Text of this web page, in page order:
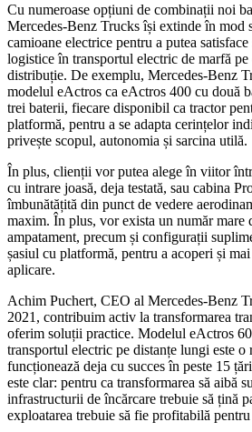
Cu numeroase opțiuni de combinații noi
Mercedes-Benz Trucks își extinde în mod
camioane electrice pentru a putea
logistice în transportul electric de marfă
distribuție. De exemplu, Mercedes-Benz
modelul eActros ca eActros 400 cu două
trei baterii, fiecare disponibil ca tractor
platformă, pentru a se adapta cerințelor
privește scopul, autonomia și sarcina utilă.
În plus, clienții vor putea alege în viitor
cu intrare joasă, deja testată, sau cabina
îmbunătățită din punct de vedere
maxim. În plus, vor exista un număr mare
ampatament, precum și configurații
șasiul cu platformă, pentru a acoperi și
aplicare.
Achim Puchert, CEO al Mercedes-Benz
2021, contribuim activ la transformarea
oferim soluții practice. Modelul eActros
transportul electric pe distanțe lungi este o
funcționează deja cu succes în peste 15
este clar: pentru ca transformarea să aibă
infrastructurii de încărcare trebuie să țină
exploatarea trebuie să fie profitabilă